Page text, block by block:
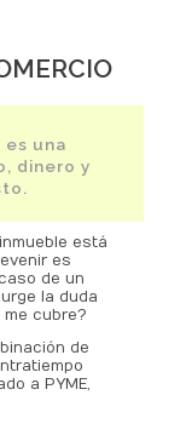
una
dinero y
está
es
de un
la duda
me cubre?
de
a PYME,